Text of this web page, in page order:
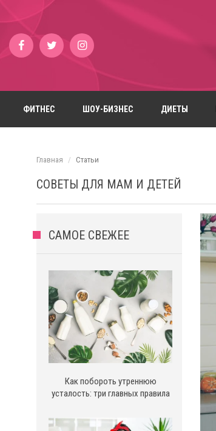
ФИТНЕС ШОУ-БИЗНЕС ДИЕТЫ
Главная Статьи
СОВЕТЫ ДЛЯ МАМ И ДЕТЕЙ
САМОЕ СВЕЖЕЕ
Как побороть утреннюю
усталость: три главных правила